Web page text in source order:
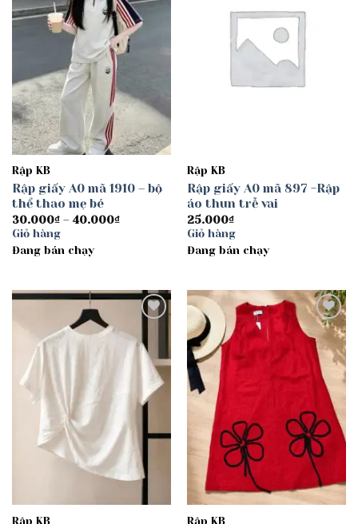
Rập KB
Rập giấy A0 mã 1910 – bộ
thể thao mẹ bé
30.000₫ – 40.000₫Khoảng
Giỏ hàng
Đang bán chạy
Rập KB
Rập giấy A0 mã 897 -Rập
áo thun trễ vai
25.000₫
Giỏ hàng
Đang bán chạy
wishlist
Rập KB
Add to
wishlist
Rập KB